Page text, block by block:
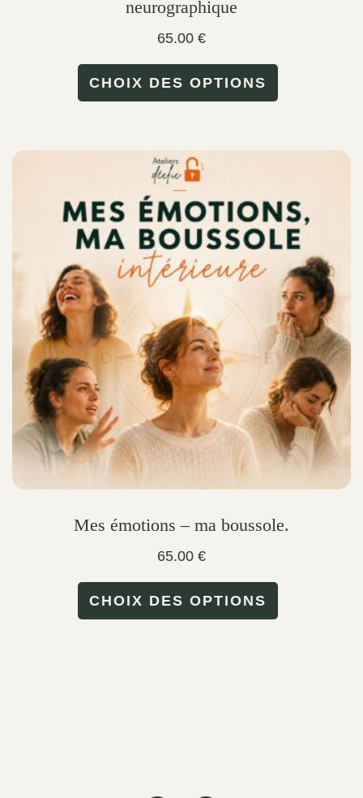
neurographique
65.00 €
CHOIX DES OPTIONS
The
options
may
be
chosen
on
the
product
page
Mes émotions – ma boussole.
65.00 €
CHOIX DES OPTIONS